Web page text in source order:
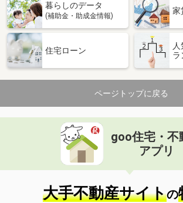
暮らしのデータ
(補助金・助成金情報)
家
住宅ローン
ラ
ページトップに戻る
goo住宅・不
アプリ
大手不動産サイトの